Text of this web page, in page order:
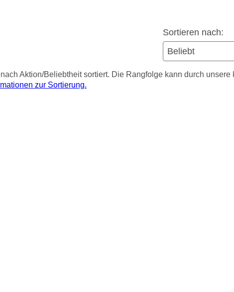
Sortieren nach:
Aktion/Beliebtheit sortiert. Die Rangfolge kann durch unsere
zur Sortierung.